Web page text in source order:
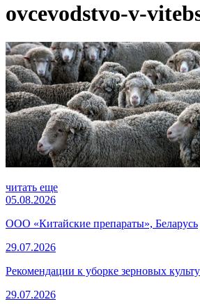
ovcevodstvo-v-
читать еще
05.08.2026
ООО «Китайские препараты», Беларусь
29.07.2026
Рекомендации к уборке зерновых
29.07.2026